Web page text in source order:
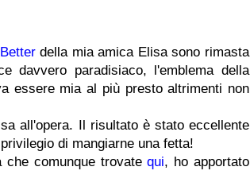
della mia amica Elisa sono rimasta
davvero paradisiaco, l'emblema della
essere mia al più presto altrimenti non
all'opera. Il risultato è stato eccellente
di mangiarne una fetta!
che comunque trovatequi, ho apportato